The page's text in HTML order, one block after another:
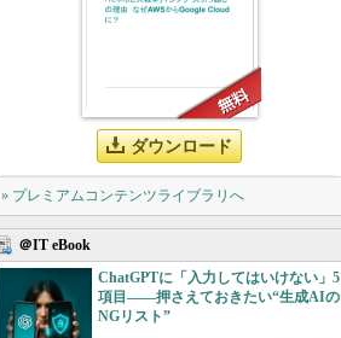
ダウンロード
» プレミアムコンテンツライブラリへ
＠IT eBook
ChatGPTに「入力してはいけない」5
項目――押さえておきたい“生成AIの
NGリスト”